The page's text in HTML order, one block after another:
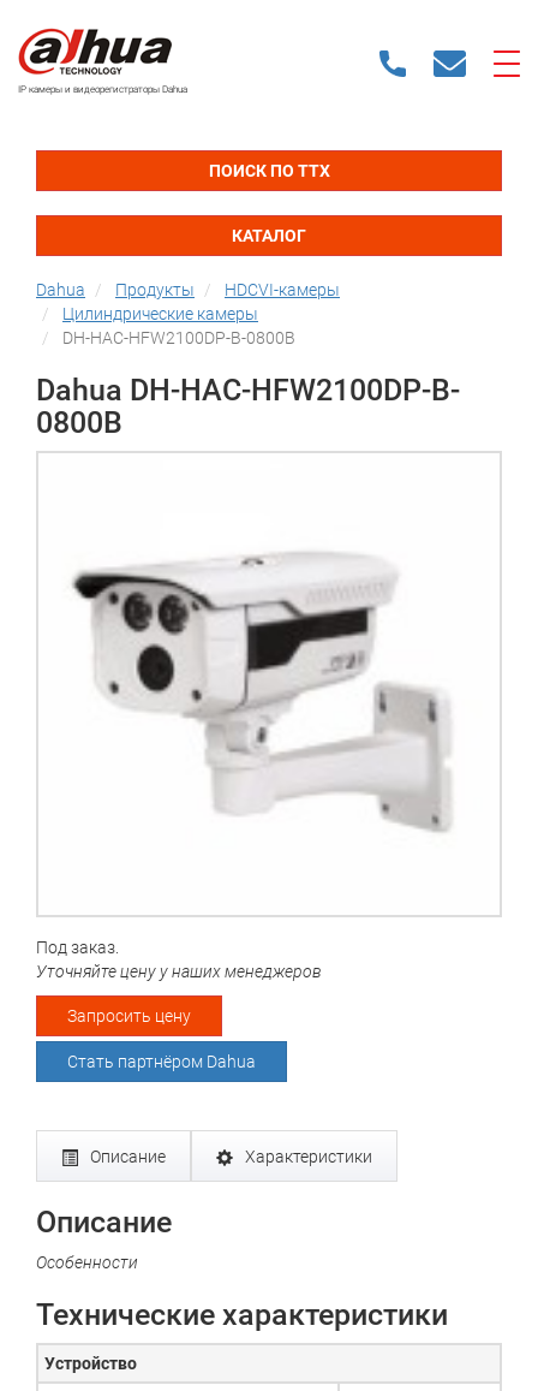
IP камеры и видеорегистраторы Dahua
ПОИСК ПО ТТХ
КАТАЛОГ
Dahua Продукты
HDCVI-камеры
Цилиндрические камеры
DH-HAC-HFW2100DP-B-0800B
Dahua DH-HAC-HFW2100DP-B-
0800B
Под заказ.
Уточняйте цену у наших менеджеров
Запросить цену
Стать партнёром Dahua
Описание Характеристики
Описание
Особенности
Технические характеристики
Устройство